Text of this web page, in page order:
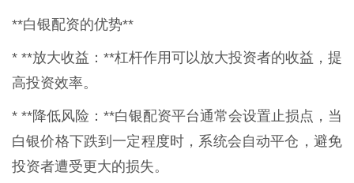
**白银配资的优势**
* **放大收益：**杠杆作用可以放大投资者的收益，提
高投资效率。
* **降低风险：**白银配资平台通常会设置止损点，当
白银价格下跌到一定程度时，系统会自动平仓，避免
投资者遭受更大的损失。